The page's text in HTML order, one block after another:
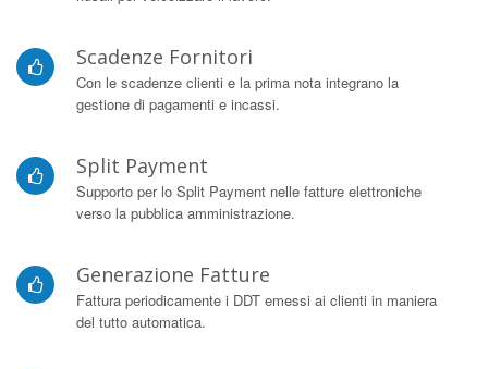
Scadenze Fornitori
Con le scadenze clienti e la prima nota integrano la
gestione di pagamenti e incassi.
Split Payment
Supporto per lo Split Payment nelle fatture elettroniche
verso la pubblica amministrazione.
Generazione Fatture
Fattura periodicamente i DDT emessi ai clienti in maniera
del tutto automatica.